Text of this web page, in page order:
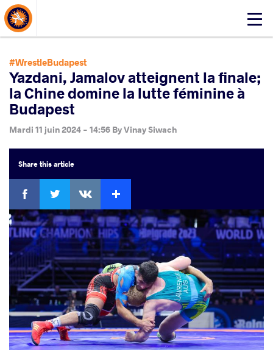
Click
mobile
menu
About Events
#WrestleBudapest
Yazdani, Jamalov atteignent la finale;
la Chine domine la lutte féminine à
Budapest
Mardi 11 juin 2024 - 14:56 ByVinay Siwach
Sharethis article
Facebook